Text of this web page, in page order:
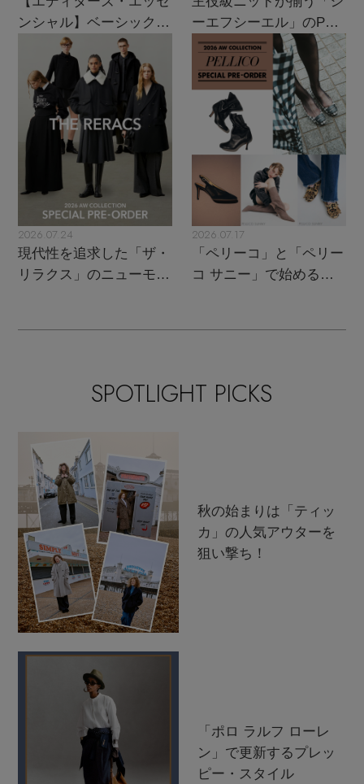
ンシャル】ベーシックと
トレンドが交差する16の
ーエフシーエル」のPOP
UPがスタート
2026.07.24
現代性を追求した「ザ・
リラクス」のニューモダ
2026.07.17
「ペリーコ」と「ペリー
コ サニー」で始める秋
SPOTLIGHT PICKS
秋の始まりは「ティッ
カ」の人気アウターを
狙い撃ち！
「ポロ ラルフ ローレ
ン」で更新するプレッ
ピー・スタイル